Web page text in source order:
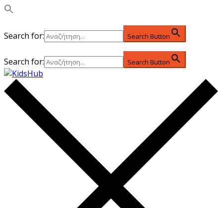
Search for: Search Button
Search for: Search Button